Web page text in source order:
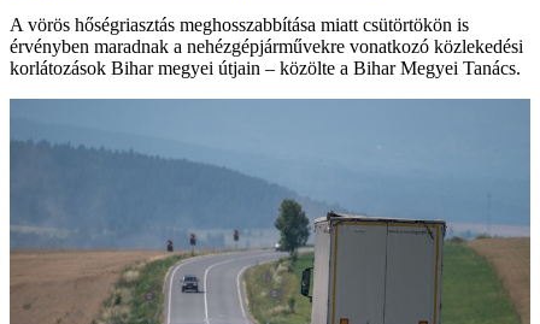
A vörös hőségriasztás meghosszabbítása miatt csütörtökön is
érvényben maradnak a nehézgépjárművekre vonatkozó közlekedési
korlátozások Bihar megyei útjain – közölte a Bihar Megyei Tanács.